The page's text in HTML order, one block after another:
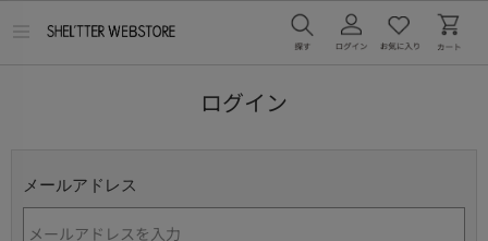
ログイン
メールアドレス